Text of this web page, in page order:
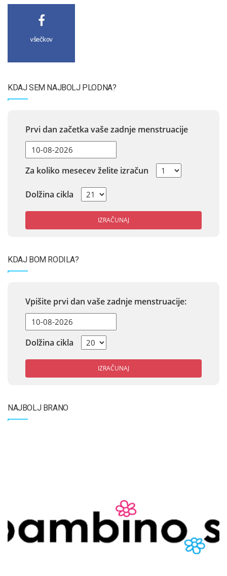
všečkov
KDAJ SEM NAJBOLJ PLODNA?
Prvi dan začetka vaše zadnje menstruacije
Za koliko mesecev želite izračun
Dolžina cikla
IZRAČUNAJ
KDAJ BOM RODILA?
Vpišite prvi dan vaše zadnje menstruacije:
Dolžina cikla
IZRAČUNAJ
NAJBOLJ BRANO